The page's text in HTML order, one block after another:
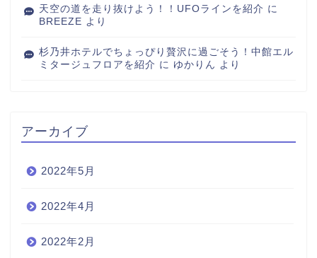
天空の道を走り抜けよう！！UFOラインを紹介 に
BREEZE より
杉乃井ホテルでちょっぴり贅沢に過ごそう！中館エル
ミタージュフロアを紹介 に ゆかりん より
アーカイブ
2022年5月
2022年4月
2022年2月